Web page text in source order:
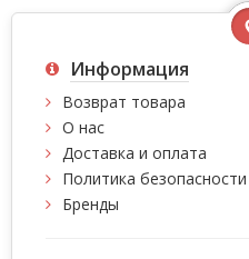
Информация
Возврат товара
О нас
Доставка и оплата
Политика безопасности
Бренды